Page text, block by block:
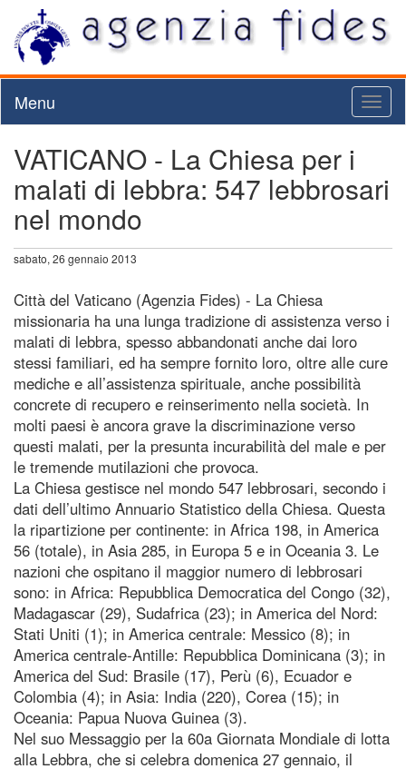
Menu
VATICANO - La Chiesa per i
malati di lebbra: 547 lebbrosari
nel mondo
sabato, 26 gennaio 2013
Città del Vaticano (Agenzia Fides) - La Chiesa
missionaria ha una lunga tradizione di assistenza verso i
malati di lebbra, spesso abbandonati anche dai loro
stessi familiari, ed ha sempre fornito loro, oltre alle cure
mediche e all’assistenza spirituale, anche possibilità
concrete di recupero e reinserimento nella società. In
molti paesi è ancora grave la discriminazione verso
questi malati, per la presunta incurabilità del male e per
le tremende mutilazioni che provoca.
La Chiesa gestisce nel mondo 547 lebbrosari, secondo i
dati dell’ultimo Annuario Statistico della Chiesa. Questa
la ripartizione per continente: in Africa 198, in America
56 (totale), in Asia 285, in Europa 5 e in Oceania 3. Le
nazioni che ospitano il maggior numero di lebbrosari
sono: in Africa: Repubblica Democratica del Congo (32),
Madagascar (29), Sudafrica (23); in America del Nord:
Stati Uniti (1); in America centrale: Messico (8); in
America centrale-Antille: Repubblica Dominicana (3); in
America del Sud: Brasile (17), Perù (6), Ecuador e
Colombia (4); in Asia: India (220), Corea (15); in
Oceania: Papua Nuova Guinea (3).
Nel suo Messaggio per la 60a Giornata Mondiale di lotta
alla Lebbra, che si celebra domenica 27 gennaio, il